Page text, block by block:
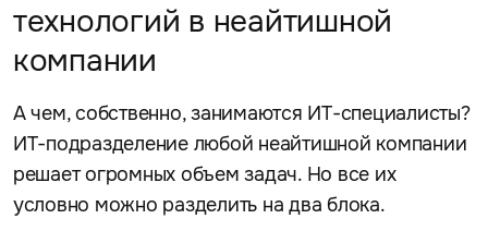
технологий в неайтишной
компании
А чем, собственно, занимаются ИТ-специалисты?
ИТ-подразделение любой неайтишной компании
решает огромных объем задач. Но все их
условно можно разделить на два блока.